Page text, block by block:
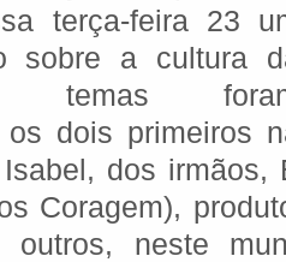
terça-feira 23
sobre a cultura
temas
os dois primeiros
dos irmãos,
Coragem),
neste